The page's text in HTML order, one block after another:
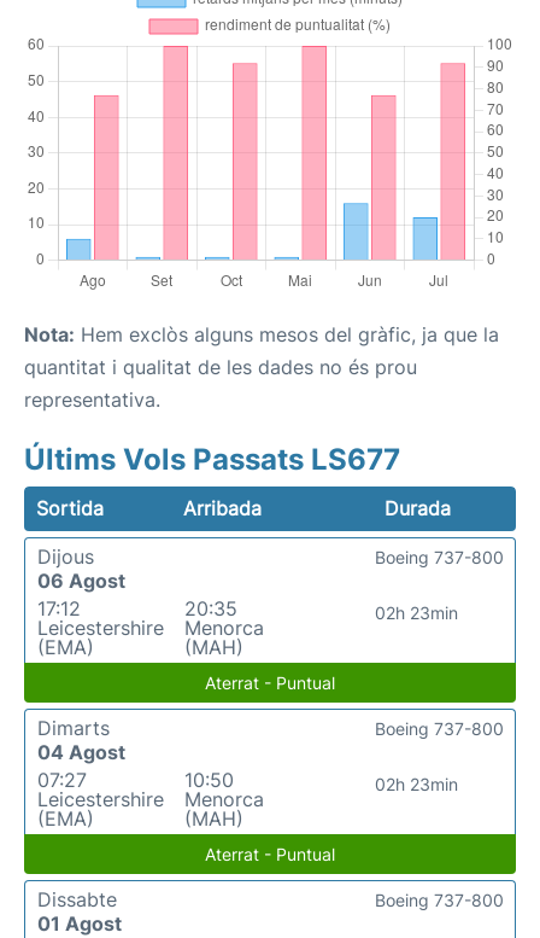
Nota: Hem exclòs alguns mesos del gràfic, ja que la
quantitat i qualitat de les dades no és prou
representativa.
Últims Vols Passats LS677
Sortida Arribada
Durada
Dijous
06 Agost
17:12
Leicestershire
(EMA)
20:35
Menorca
(MAH)
02h 23min
Boeing 737-800
Aterrat - Puntual
Dimarts
04 Agost
07:27
Leicestershire
(EMA)
10:50
Menorca
(MAH)
02h 23min
Boeing 737-800
Aterrat - Puntual
Dissabte
01 Agost
Boeing 737-800